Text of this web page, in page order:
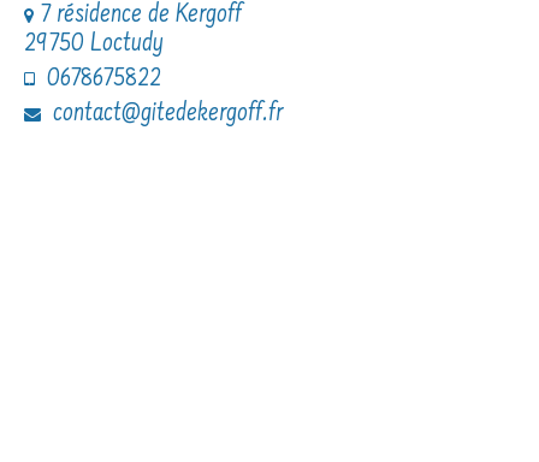
7 résidence de Kergoff
29750 Loctudy
0678675822
contact@gitedekergoff.fr